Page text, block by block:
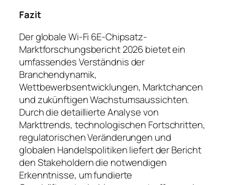
Fazit
Der globale Wi-Fi 6E-Chipsatz-
Marktforschungsbericht 2026 bietet ein
umfassendes Verständnis der
Branchendynamik,
Wettbewerbsentwicklungen, Marktchancen
und zukünftigen Wachstumsaussichten.
Durch die detaillierte Analyse von
Markttrends, technologischen Fortschritten,
regulatorischen Veränderungen und
globalen Handelspolitiken liefert der Bericht
den Stakeholdern die notwendigen
Erkenntnisse, um fundierte